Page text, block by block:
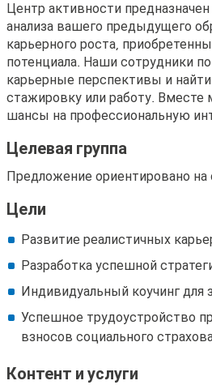
Центр
деятельности
Бернкастель-
Кус
Центр активности
анализа вашего предыдущего
карьерного роста,
потенциала. Наши сотрудники
карьерные перспективы и
стажировку или работу.
шансы на профессиональную
Целевая группа
Предложение ориентировано на
Цели
Развитие реалистичных
Разработка успешной
Индивидуальный коучинг для
Успешное трудоустройство
взносов социального
Контент и услуги